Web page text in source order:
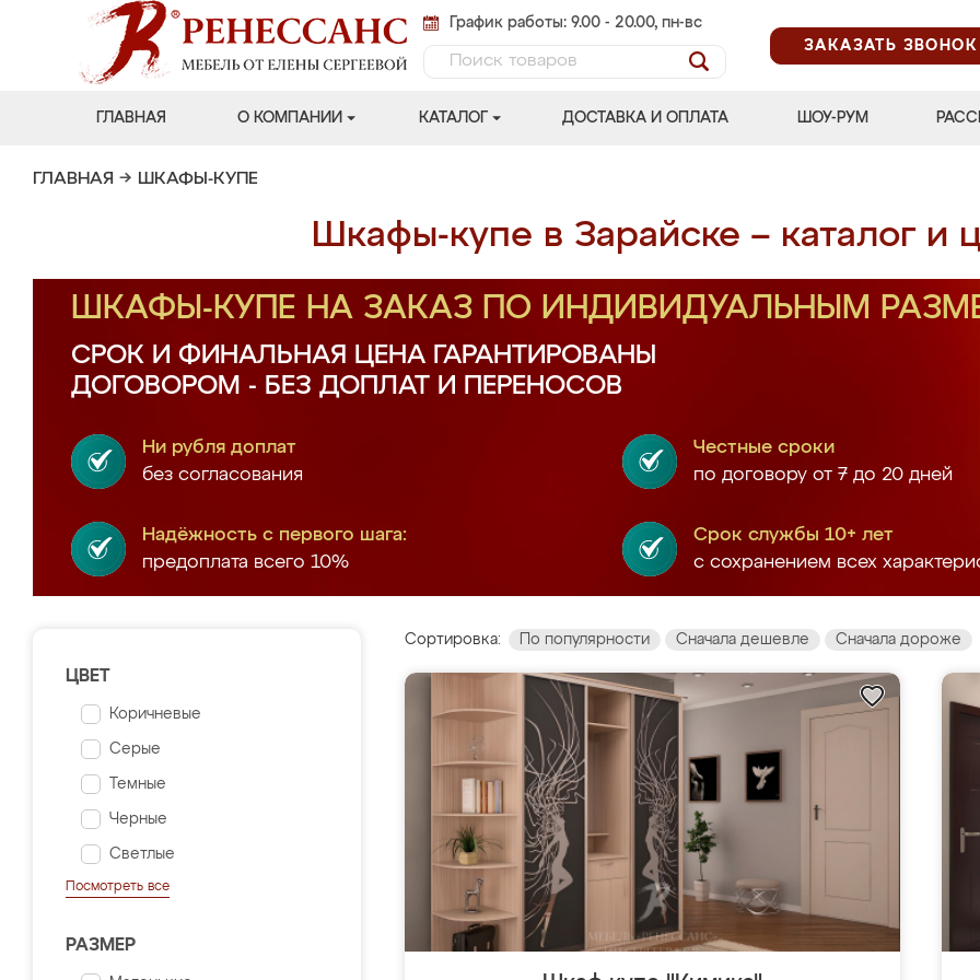
График работы: 9.00 - 20.00, пн-вс
ЗАКАЗАТЬ ЗВОНОК
ГЛАВНАЯ О КОМПАНИИ КАТАЛОГ ДОСТАВКА И ОПЛАТА ШОУ-РУМ
ГЛАВНАЯ → ШКАФЫ-КУПЕ
Шкафы-купе в Зарайске – каталог и
ШКАФЫ-КУПЕ НА ЗАКАЗ ПО ИНДИВИДУАЛЬНЫМ
СРОК И ФИНАЛЬНАЯ ЦЕНА ГАРАНТИРОВАНЫ
ДОГОВОРОМ - БЕЗ ДОПЛАТ И ПЕРЕНОСОВ
Ни рубля доплат
без согласования
Честные сроки
по договору от 7 до 20 дней
Надёжность с первого шага:
предоплата всего 10%
Срок службы 10+ лет
с сохранением всех
ЦВЕТ
Коричневые
Серые
Темные
Черные
Светлые
Посмотреть все
РАЗМЕР
Сортировка: По популярности Сначала дешевле Сначала дороже